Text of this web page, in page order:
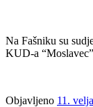
Na Fašniku su
KUD-a
Objavljeno 11.